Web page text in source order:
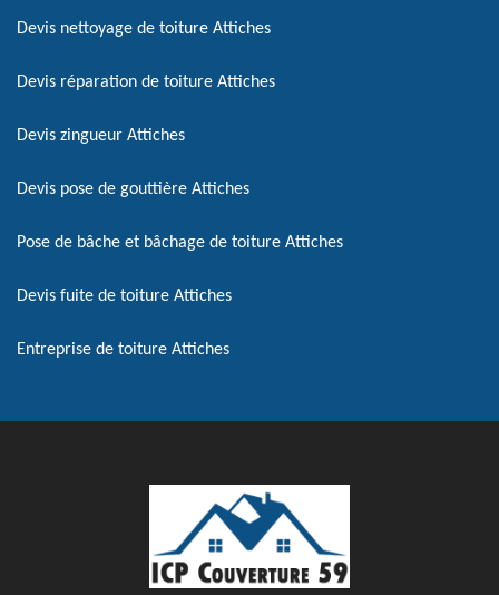
Devis nettoyage de toiture Attiches
Devis réparation de toiture Attiches
Devis zingueur Attiches
Devis pose de gouttière Attiches
Pose de bâche et bâchage de toiture Attiches
Devis fuite de toiture Attiches
Entreprise de toiture Attiches